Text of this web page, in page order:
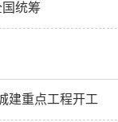
统筹
建重点工程开工